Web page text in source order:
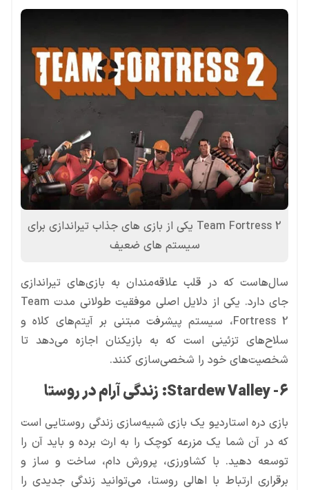
Team Fortress 2 یکی از بازی های جذاب تیراندازی برای
سیستم های ضعیف
سال‌هاست که در قلب علاقه‌مندان به بازی‌های تیراندازی
جای دارد. یکی از دلایل اصلی موفقیت طولانی مدت Team
Fortress 2، سیستم پیشرفت مبتنی بر آیتم‌های کلاه و
سلاح‌های تزئینی است که به بازیکنان اجازه می‌دهد تا
شخصیت‌های خود را شخصی‌سازی کنند.
6- Stardew Valley
: زندگی آرام در روستا
بازی دره استاردیو یک بازی شبیه‌سازی زندگی روستایی است
که در آن شما یک مزرعه کوچک را به ارث برده و باید آن را
توسعه دهید. با کشاورزی، پرورش دام، ساخت و ساز و
برقراری ارتباط با اهالی روستا، می‌توانید زندگی جدیدی را